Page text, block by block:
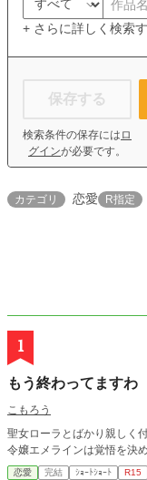
+ さらに詳しく検索
保存する
検索条件の保存には ロ
グインが必要です。
カテゴリ 恋愛 R指定
1
もう終わってますわ
こもろう
聖女ローラとばかり親しく
令嬢エメラインは覚悟を決
恋愛 完結 ｼｮｰﾄｼｮｰﾄ R15